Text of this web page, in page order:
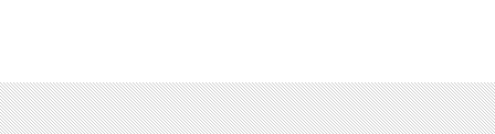
2020, dann kam „ihr wisst schon was“.
Wir finden es ist wirklich mehr als überfällig mal wieder